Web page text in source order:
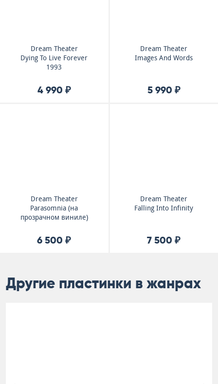
Dream Theater
Dying To Live Forever
1993
4 990 ₽
Dream Theater
Images And Words
5 990 ₽
Dream Theater
Parasomnia (на
прозрачном виниле)
6 500 ₽
Dream Theater
Falling Into Infinity
7 500 ₽
Другие пластинки в жанрах